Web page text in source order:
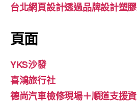
台北網頁設計透過品牌設計塑
頁面
YKS沙發
喜鴻旅行社
德尚汽車檢修現場＋順道支援